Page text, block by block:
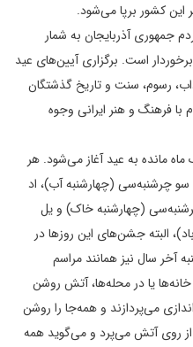
کشور برپا می‌شود.
جمهوری آذربایجان به شمار
است. برگزاری آیین‌های عید
رسوم، سنت و تاریخ گذشتگان
فرهنگ و هنر ایرانی وجوه
ماه مانده به عید آغاز می‌شود. هر
سو چرشنبه‌سی (چهارشنبه آب)، اد
(چهارشنبه خاک) و یل
البته جشن‌های این روزها در
سال نیز همانند مراسم
یا در محله‌ها، آتش روشن
می‌پردازند و همه‌جا را روشن
از روی آتش می‌پرد و می‌گوید همه